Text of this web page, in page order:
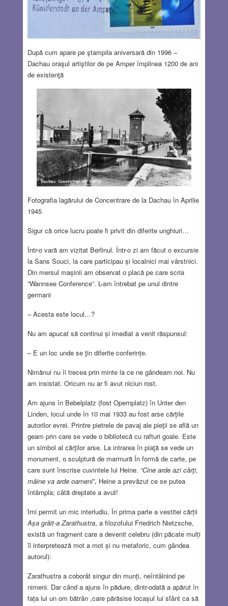
După cum apare pe ştampila aniversară din 1996 –
Dachau oraşul artiştilor de pe Amper împlinea 1200 de ani
de existenţă
Fotografia lagărului de Concentrare de la Dachau în Aprilie
1945
Sigur că orice lucru poate fi privit din diferite unghiuri…
Într-o vară am vizitat Berlinul. Într-o zi am făcut o excursie
la Sans Souci, la care participau și localnici mai vârstnici.
Din mersul mașinii am observat o placă pe care scria
“Wannsee Conference”. L-am întrebat pe unul dintre
germani
– Acesta este locul…?
Nu am apucat să continui și imediat a venit răspunsul:
– E un loc unde se ţin diferite conferințe.
Nimănui nu îi trecea prin minte la ce ne gândeam noi. Nu
am insistat. Oricum nu ar fi avut niciun rost.
Am ajuns în Bebelplatz (fost Opernplatz) în Unter den
Linden, locul unde în 10 mai 1933 au fost arse cărţile
autorilor evrei. Printre pietrele de pavaj ale pieţii se află un
geam prin care se vede o bibliotecă cu rafturi goale. Este
un simbol al cărţilor arse. La intrarea în piaţă se vede un
monument, o sculptură de marmură În formă de carte, pe
care sunt înscrise cuvintele lui Heine. “Cine arde azi cărţi,
mâine va arde oameni”. Heine a prevăzut ce se putea
întâmpla; câtă dreptate a avut!
Ȋmi permit un mic interludiu. În prima parte a vestitei cărții
Așa grăit-a Zarathustra, a filozofului Friedrich Nietzsche,
există un fragment care a devenit celebru (din păcate mulți
îl interpretează mot a mot și nu metaforic, cum gândea
autorul):
Zarathustra a coborât singur din munți, neîntâlnind pe
nimeni. Dar când a ajuns în pădure, dintr-odată a apărut în
fața lui un om bătrân ,care părăsise locașul lui sfânt ca să